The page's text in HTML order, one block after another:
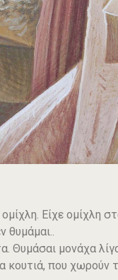
Είχε ομίχλη
θυμάμαι..
Θυμάσαι μονάχα
κουτιά, που χωρούν